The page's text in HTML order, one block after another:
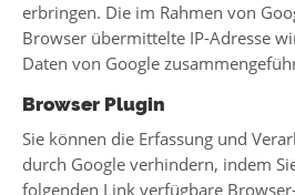
erbringen. Die im Rahmen von
Browser übermittelte IP-Adresse
Daten von Google
Browser Plugin
Sie können die Erfassung und
durch Google verhindern, indem
folgenden Link verfügbare